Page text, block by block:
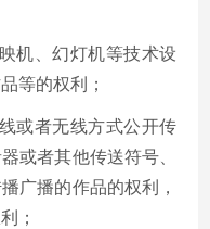
机、幻灯机等技术设
等的权利；
或者无线方式公开传
或者其他传送符号、
广播的作品的权利，
；